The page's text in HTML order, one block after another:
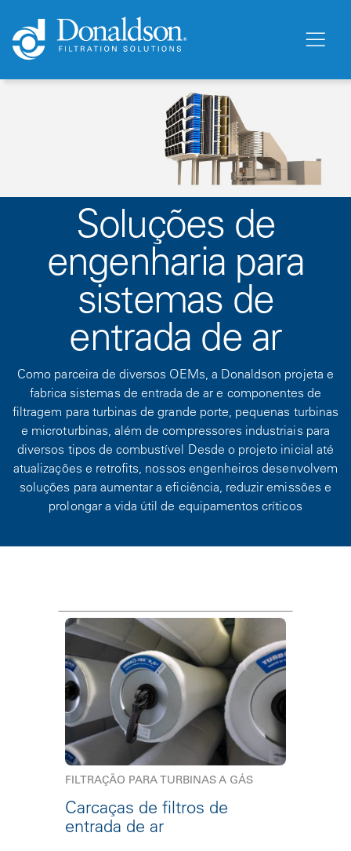
Soluções de
engenharia para
sistemas de
entrada de ar
Como parceira de diversos OEMs, a Donaldson projeta e
fabrica sistemas de entrada de ar e componentes de
filtragem para turbinas de grande porte, pequenas turbinas
e microturbinas, além de compressores industriais para
diversos tipos de combustível Desde o projeto inicial até
atualizações e retrofits, nossos engenheiros desenvolvem
soluções para aumentar a eficiência, reduzir emissões e
prolongar a vida útil de equipamentos críticos
FILTRAÇÃO PARA TURBINAS A GÁS
Carcaças de filtros de
entrada de ar